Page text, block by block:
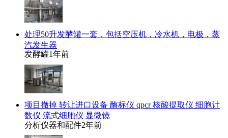
处理50升发酵罐一套，包括空压机，冷水机，电极，蒸
汽发生器
发酵罐1年前
项目撤掉 转让进口设备 酶标仪 qpcr 核酸提取仪 细胞计
数仪 流式细胞仪 显微镜
分析仪器和配件2年前